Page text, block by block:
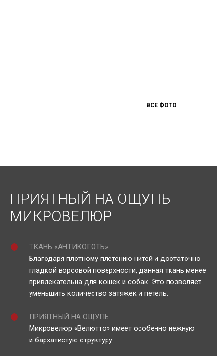
ВСЕ ФОТО
ПРИЯТНЫЙ НА ОЩУПЬ
МИКРОВЕЛЮР
ТКАНЬ «АНТИКОГОТЬ»
Благодаря плотному плетению нитей и достаточно
гладкой ворсовой поверхности, данная ткань менее
привлекательна для кошек и собак. Это позволяет
уменьшить количество затяжек и петель.
ПРИЯТНЫЙ НА ОЩУПЬ
Микровелюр «Велютто» имеет особенно нежную
и бархатистую структуру.